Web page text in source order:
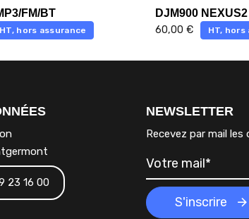
FM/BT
HT, hors assurance
DJM900 NEXUS2
60,00 € HT, hors
23 16 00
NEWSLETTER
Recevez par mail les
S'inscrire